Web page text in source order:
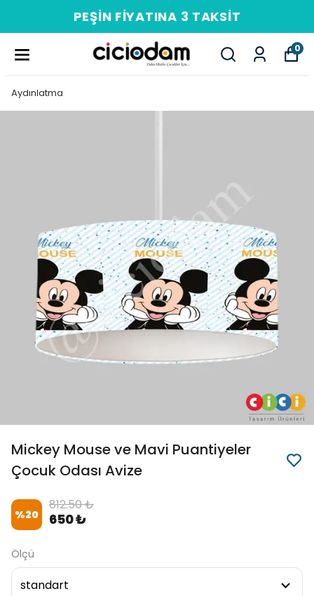
PEŞIN FIYATINA 3 TAKSIT
0
Aydınlatma
Mickey Mouse ve Mavi Puantiyeler
Çocuk Odası Avize
%20
812.50 ₺
650 ₺
Ölçü